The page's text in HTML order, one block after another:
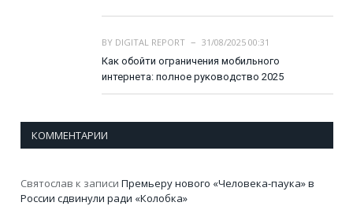
BY DIGITAL REPORT
31/08/2025 00:31
Как обойти ограничения мобильного
интернета: полное руководство 2025
КОММЕНТАРИИ
Святослав к записи Премьеру нового «Человека-паука» в
России сдвинули ради «Колобка»